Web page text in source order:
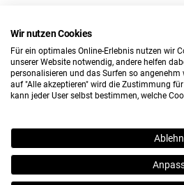
Wir nutzen Cookies
Für ein optimales Online-Erlebnis nutzen wir
unserer Website notwendig, andere helfen
personalisieren und das Surfen so
auf "Alle akzeptieren" wird die Zustimmung
kann jeder User selbst bestimmen, welche